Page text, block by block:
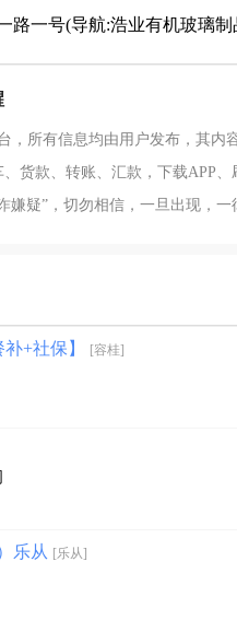
路一号(导航:浩业有机玻璃制
，所有信息均由用户发布，其内
货款、转账、汇款，下载APP
嫌疑”，切勿相信，一旦出现，一
+社保】 [容桂]
乐从 [乐从]